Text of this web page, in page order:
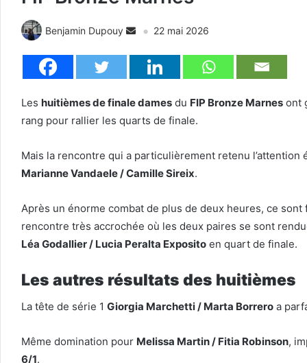
Benjamin Dupouy 22 mai 2026
Les huitièmes de finale dames du FIP Bronze Marnes ont
rang pour rallier les quarts de finale.
Mais la rencontre qui a particulièrement retenu
Marianne Vandaele / Camille Sireix.
Après un énorme combat de plus de deux heures, ce
rencontre très accrochée où les deux paires se sont
Léa Godallier / Lucia Peralta Exposito en quart de finale.
Les autres résultats des huitièmes
La tête de série 1 Giorgia Marchetti / Marta Borrero a
Même domination pour Melissa Martin / Fitia Robinson,
6/1.